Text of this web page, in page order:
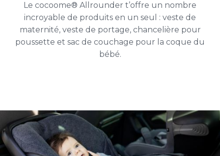
Le cocoome® Allrounder t’offre un nombre
incroyable de produits en un seul : veste de
maternité, veste de portage, chancelière pour
poussette et sac de couchage pour la coque du
bébé.